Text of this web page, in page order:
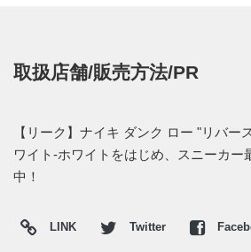
海外では2022年に発売予定。価格は
取扱店舗/販売方法/PR
【リーク】ナイキ ダンク ロー "リバー
ワイト-ホワイトをはじめ、スニーカー
中！
LINK Twitter